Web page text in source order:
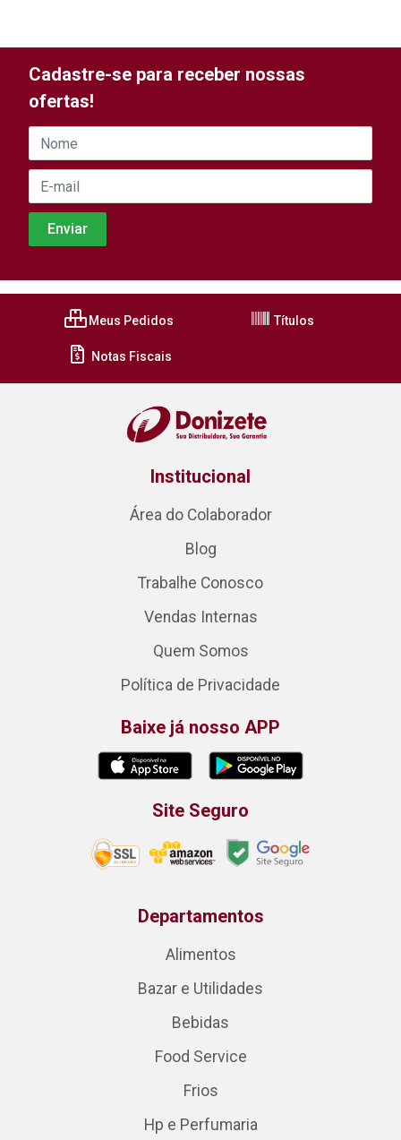
Cadastre-se para receber nossas
ofertas!
Meus Pedidos Títulos
Notas Fiscais
Institucional
Área do Colaborador
Blog
Trabalhe Conosco
Vendas Internas
Quem Somos
Política de Privacidade
Baixe já nosso APP
Site Seguro
Departamentos
Alimentos
Bazar e Utilidades
Bebidas
Food Service
Frios
Hp e Perfumaria